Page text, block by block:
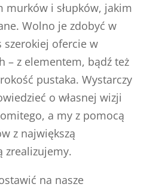
murków i słupków, jakim
Wolno je zdobyć w
szerokiej ofercie w
– z elementem, bądź też
pustaka. Wystarczy
o własnej wizji
a my z pomocą
z największą
zrealizujemy.
na nasze